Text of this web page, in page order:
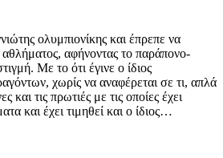
ολυμπιονίκης και έπρεπε να
αθλήματος, αφήνοντας το παράπονο-
Με το ότι έγινε ο ίδιος
χωρίς να αναφέρεται σε τι, απλά
και τις πρωτιές με τις οποίες έχει
και έχει τιμηθεί και ο ίδιος…